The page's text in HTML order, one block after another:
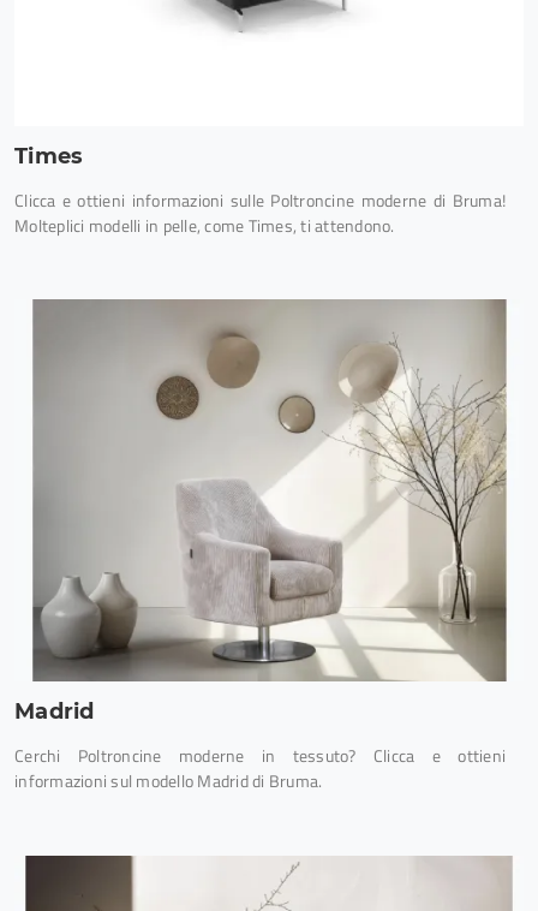
Times
Clicca e ottieni informazioni sulle Poltroncine moderne di Bruma!
Molteplici modelli in pelle, come Times, ti attendono.
Madrid
Cerchi Poltroncine moderne in tessuto? Clicca e ottieni
informazioni sul modello Madrid di Bruma.